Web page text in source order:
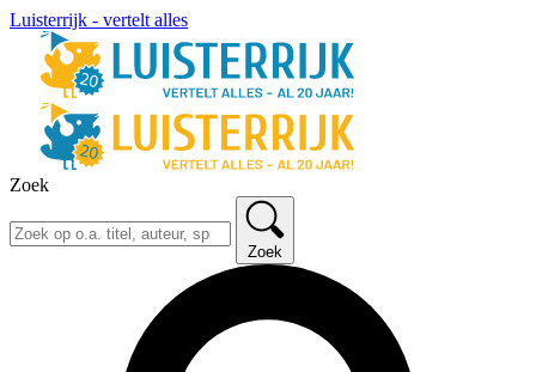
Luisterrijk - vertelt alles
Zoek
Zoek